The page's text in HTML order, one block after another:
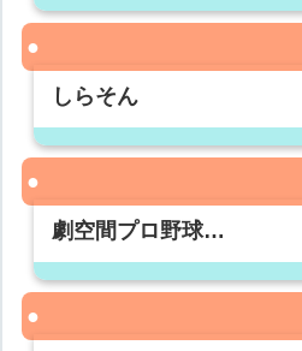
しらそん
劇空間プロ野球…